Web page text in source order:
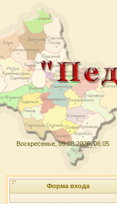
Воскресенье, 09.08.2026, 06:05
Форма входа